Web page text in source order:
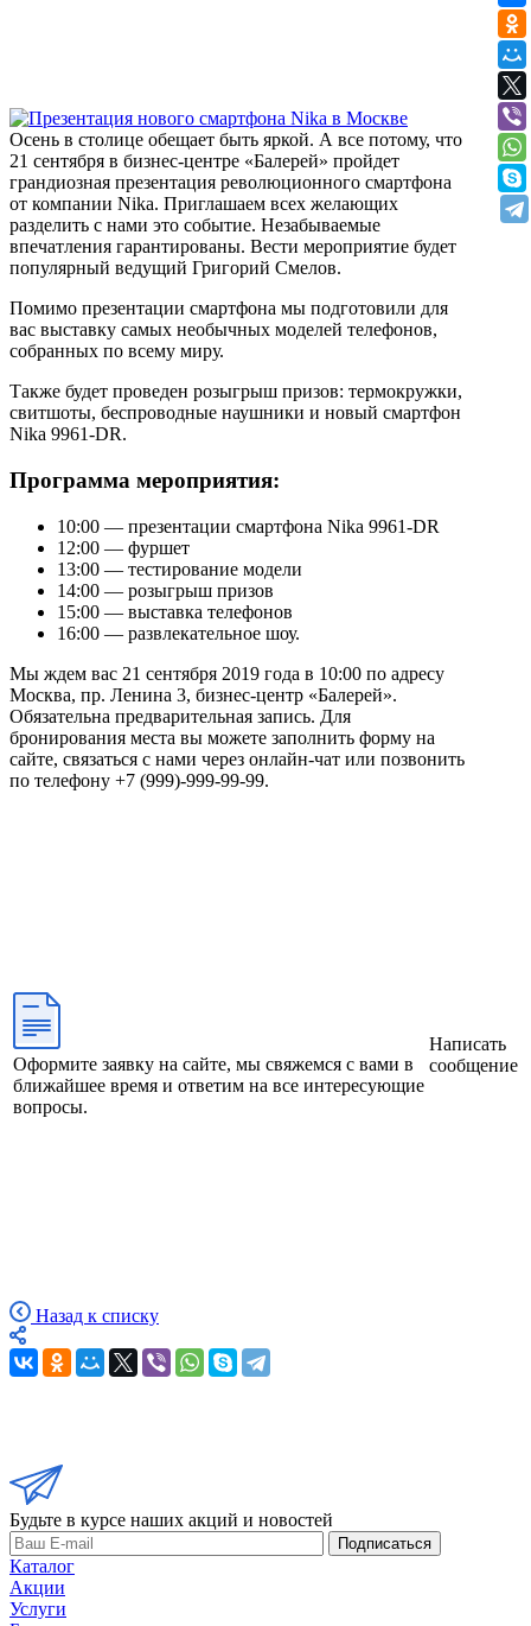
Осень в столице обещает быть яркой. А все потому, что
21 сентября в бизнес-центре «Балерей» пройдет
грандиозная презентация революционного смартфона
от компании Nika. Приглашаем всех желающих
разделить с нами это событие. Незабываемые
впечатления гарантированы. Вести мероприятие будет
популярный ведущий Григорий Смелов.
Помимо презентации смартфона мы подготовили для
вас выставку самых необычных моделей телефонов,
собранных по всему миру.
Также будет проведен розыгрыш призов: термокружки,
свитшоты, беспроводные наушники и новый смартфон
Nika 9961-DR.
Программа мероприятия:
10:00 — презентации смартфона Nika 9961-DR
12:00 — фуршет
13:00 — тестирование модели
14:00 — розыгрыш призов
15:00 — выставка телефонов
16:00 — развлекательное шоу.
Мы ждем вас 21 сентября 2019 года в 10:00 по адресу
Москва, пр. Ленина 3, бизнес-центр «Балерей».
Обязательна предварительная запись. Для
бронирования места вы можете заполнить форму на
сайте, связаться с нами через онлайн-чат или позвонить
по телефону +7 (999)-999-99-99.
Оформите заявку на сайте, мы свяжемся с вами в
ближайшее время и ответим на все интересующие
вопросы.
Написать
сообщение
Назад к списку
Будьте в курсе наших акций и новостей
Подписаться
Каталог
Акции
Услуги